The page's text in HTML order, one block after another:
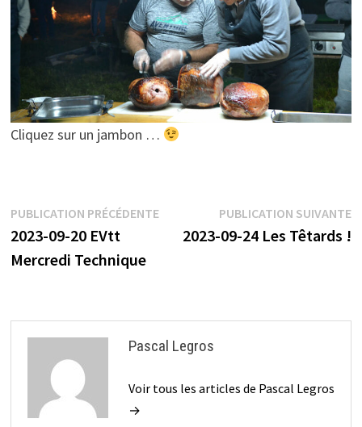
Cliquez sur un jambon …
Navigation
de
PUBLICATION PRÉCÉDENTEPublication
précédente :
2023-09-20 EVtt
Mercredi Technique
PUBLICATION SUIVANTE
2023-09-24 Les Têtards !
Pascal Legros
Voir tous les articles de Pascal Legros
→